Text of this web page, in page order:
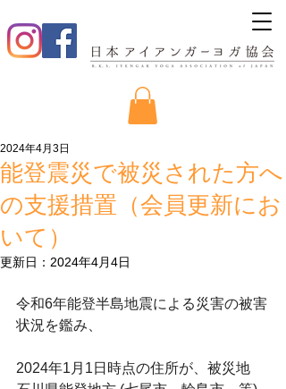
能登震災で被災された方へ
の支援措置（会員更新にお
いて）
2024年4月3日
更新日： 2024年4月4日
令和6年能登半島地震による災害の被害
状況を鑑み、
2024年1月1日時点の住所が、被災地